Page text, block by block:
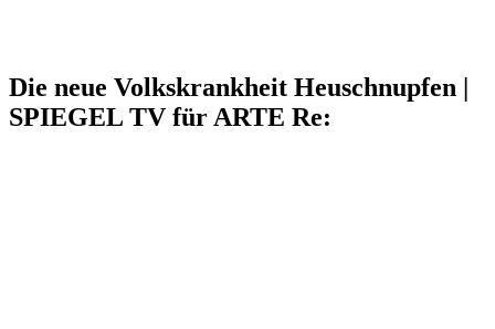
Die neue Volkskrankheit Heuschnupfen |
SPIEGEL TV für ARTE Re: